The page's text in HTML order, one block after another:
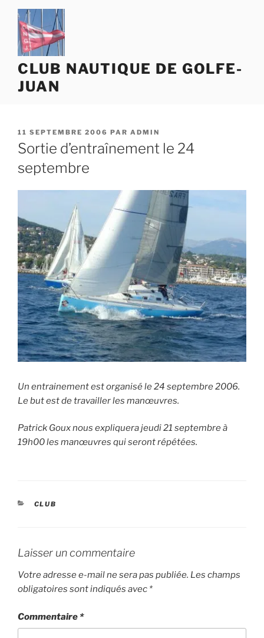
Aller
contenu
principal
CLUB NAUTIQUE DE GOLFE-
JUAN
PUBLIÉ
LE
11 SEPTEMBRE 2006 PAR ADMIN
Sortie d’entraînement le 24
septembre
Un entrainement est organisé le 24 septembre 2006.
Le but est de travailler les manœuvres.
Patrick Goux nous expliquera jeudi 21 septembre à
19h00 les manœuvres qui seront répétées.
CATÉGORIES
CLUB
Laisser un commentaire
Votre adresse e-mail ne sera pas publiée. Les champs
obligatoires sont indiqués avec *
Commentaire *